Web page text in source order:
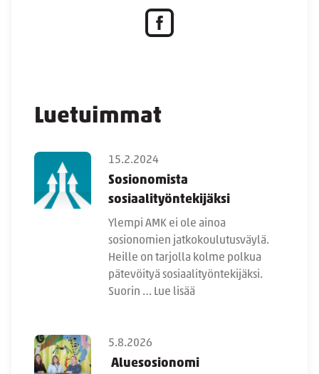
Luetuimmat
15.2.2024
Sosionomista
sosiaalityöntekijäksi
Ylempi AMK ei ole ainoa
sosionomien jatkokoulutusväylä.
Heille on tarjolla kolme polkua
pätevöityä sosiaalityöntekijäksi.
Suorin … Lue lisää
5.8.2026
Aluesosionomi